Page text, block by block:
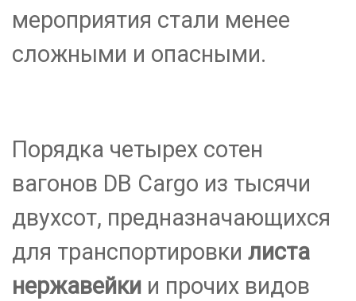
мероприятия стали менее
сложными и опасными.
Порядка четырех сотен
вагонов DB Cargo из тысячи
двухсот, предназначающихся
для транспортировки листа
нержавейки и прочих видов